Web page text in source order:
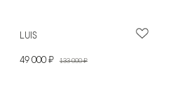
LUIS
49 000 ₽ 133 000 ₽